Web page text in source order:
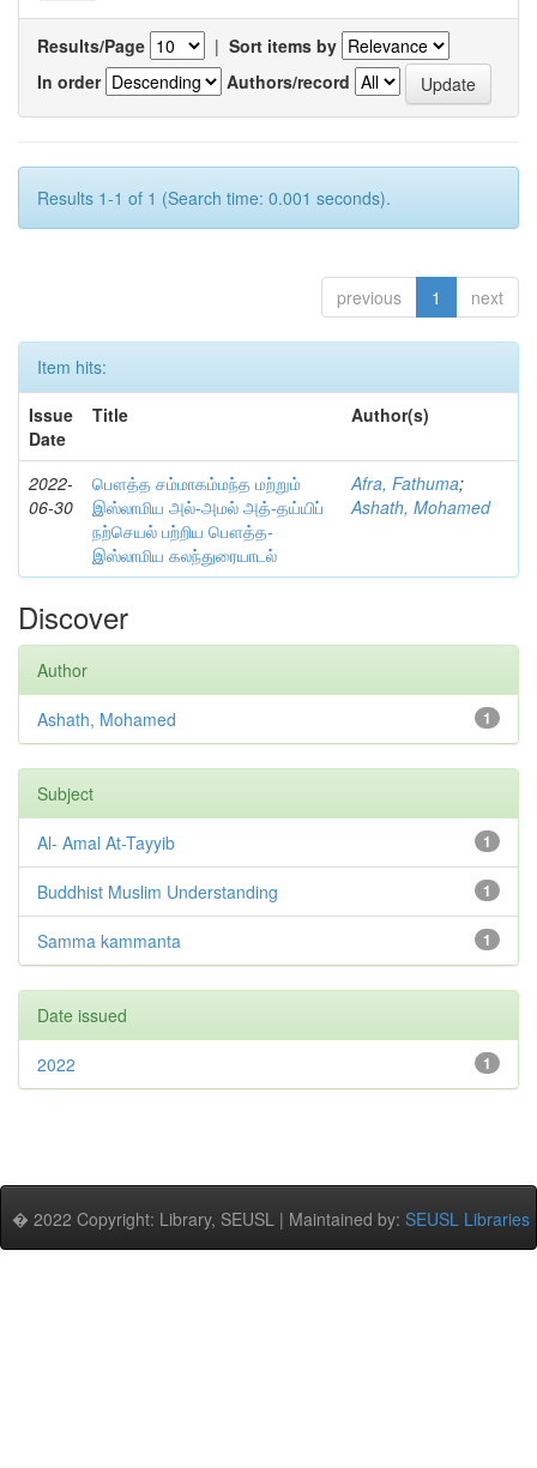
Results/Page | Sort items by
In order
Authors/record
Results 1-1 of 1 (Search time: 0.001 seconds).
previous 1 next
Item hits:
Issue
Date
Title Author(s)
2022-
06-30
பௌத்த சம்மாகம்மந்த மற்றும்
இஸ்லாமிய அல்-அமல் அத்-தய்யிப்
நற்செயல் பற்றிய பௌத்த-
இஸ்லாமிய கலந்துரையாடல்
Afra, Fathuma;
Ashath, Mohamed
Discover
Author
1
Ashath, Mohamed
Subject
1
Al- Amal At-Tayyib
1
Buddhist Muslim Understanding
1
Samma kammanta
Date issued
1
2022
� 2022 Copyright: Library, SEUSL | Maintained by: SEUSL Libraries